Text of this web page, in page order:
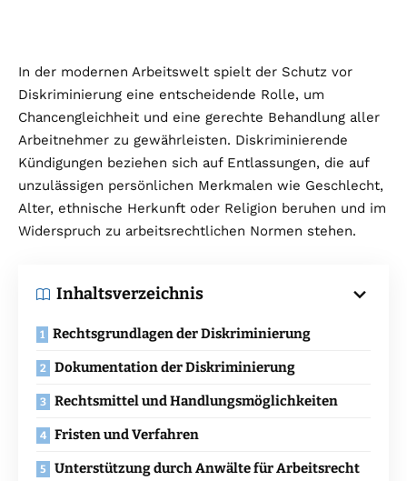
In der modernen Arbeitswelt spielt der Schutz vor
Diskriminierung eine entscheidende Rolle, um
Chancengleichheit und eine gerechte Behandlung aller
Arbeitnehmer zu gewährleisten. Diskriminierende
Kündigungen beziehen sich auf Entlassungen, die auf
unzulässigen persönlichen Merkmalen wie Geschlecht,
Alter, ethnische Herkunft oder Religion beruhen und im
Widerspruch zu arbeitsrechtlichen Normen stehen.
Inhaltsverzeichnis
Rechtsgrundlagen der Diskriminierung
Dokumentation der Diskriminierung
Rechtsmittel und Handlungsmöglichkeiten
Fristen und Verfahren
Unterstützung durch Anwälte für Arbeitsrecht